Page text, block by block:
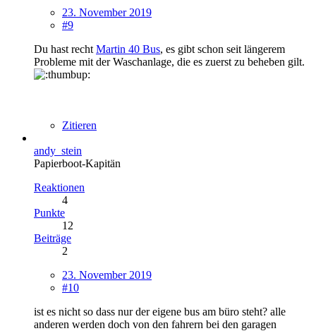
23. November 2019
#9
Du hast recht Martin 40 Bus, es gibt schon seit längerem
Probleme mit der Waschanlage, die es zuerst zu beheben gilt.
Zitieren
andy_stein
Papierboot-Kapitän
Reaktionen
4
Punkte
12
Beiträge
2
23. November 2019
#10
ist es nicht so dass nur der eigene bus am büro steht? alle
anderen werden doch von den fahrern bei den garagen